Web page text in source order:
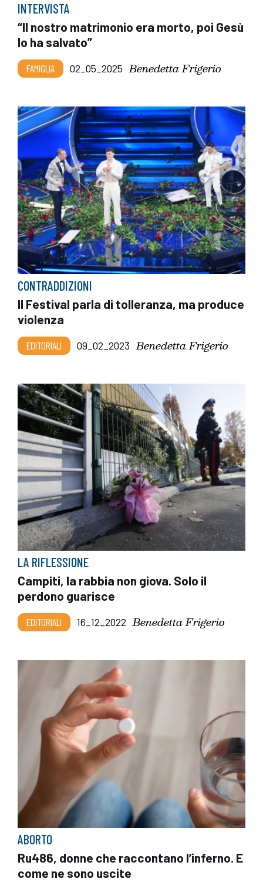
INTERVISTA
“Il nostro matrimonio era morto, poi Gesù
lo ha salvato”
FAMIGLIA 02_05_2025 Benedetta Frigerio
CONTRADDIZIONI
Il Festival parla di tolleranza, ma produce
violenza
EDITORIALI 09_02_2023 Benedetta Frigerio
LA RIFLESSIONE
Campiti, la rabbia non giova. Solo il
perdono guarisce
EDITORIALI 16_12_2022 Benedetta Frigerio
ABORTO
Ru486, donne che raccontano l’inferno. E
come ne sono uscite